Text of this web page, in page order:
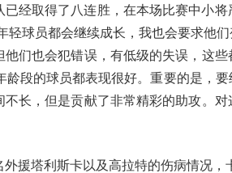
已经取得了八连胜，在本场比赛中小
轻球员都会继续成长，我也会要求他
他们也会犯错误，有低级的失误，这
龄段的球员都表现很好。重要的是，
不长，但是贡献了非常精彩的助攻。
外援塔利斯卡以及高拉特的伤病情况